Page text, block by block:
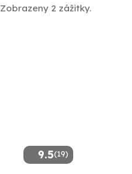
Zobrazeny 2 zážitky.
9.5(19)